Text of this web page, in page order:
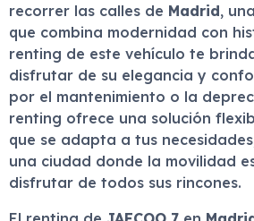
recorrer las calles de Madrid,
que combina modernidad con
renting de este vehículo te
disfrutar de su elegancia y
por el mantenimiento o la
renting ofrece una solución
que se adapta a tus
una ciudad donde la movilidad
disfrutar de todos sus rincones.